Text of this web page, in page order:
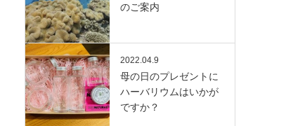
のご案内
2022.04.9
母の日のプレゼントに
ハーバリウムはいかが
ですか？